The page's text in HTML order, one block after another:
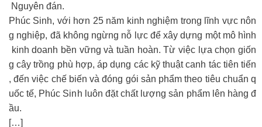
Nguyên đán.
Phúc Sinh, với hơn 25 năm kinh nghiệm trong lĩnh vực nôn
g nghiệp, đã không ngừng nỗ lực để xây dựng một mô hình
kinh doanh bền vững và tuần hoàn. Từ việc lựa chọn giốn
g cây trồng phù hợp, áp dụng các kỹ thuật canh tác tiên tiến
, đến việc chế biến và đóng gói sản phẩm theo tiêu chuẩn q
uốc tế, Phúc Sinh luôn đặt chất lượng sản phẩm lên hàng đ
ầu.
[…]